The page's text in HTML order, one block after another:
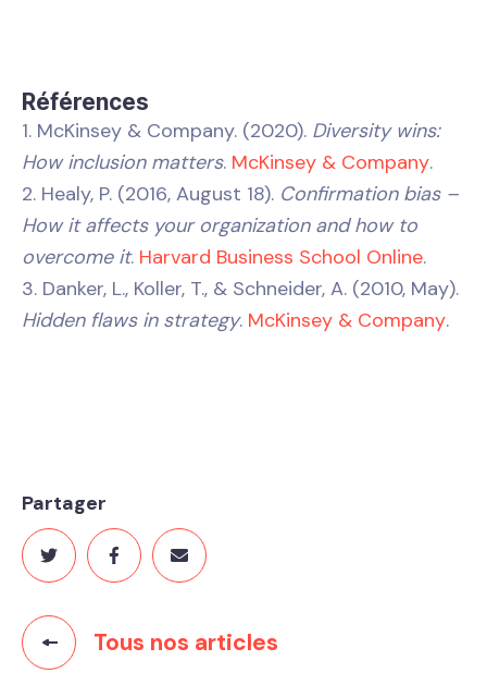
Références
1. McKinsey & Company. (2020). Diversity wins:
How inclusion matters. McKinsey & Company.
2. Healy, P. (2016, August 18). Confirmation bias –
How it affects your organization and how to
overcome it. Harvard Business School Online.
3. Danker, L., Koller, T., & Schneider, A. (2010, May).
Hidden flaws in strategy. McKinsey & Company.
Tous nos articles
Partager